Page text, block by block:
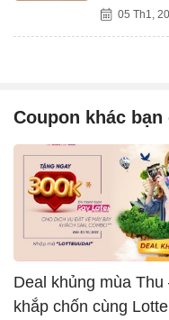
05 Th1,
Coupon khác
Deal khủng mùa Thu
khắp chốn cùng